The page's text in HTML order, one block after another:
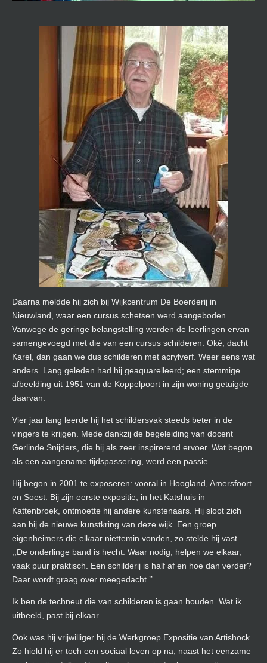
Daarna meldde hij zich bij Wijkcentrum De Boerderij in
Nieuwland, waar een cursus schetsen werd aangeboden.
Vanwege de geringe belangstelling werden de leerlingen ervan
samengevoegd met die van een cursus schilderen. Oké, dacht
Karel, dan gaan we dus schilderen met acrylverf. Weer eens wat
anders. Lang geleden had hij geaquarelleerd; een stemmige
afbeelding uit 1951 van de Koppelpoort in zijn woning getuigde
daarvan.
Vier jaar lang leerde hij het schildersvak steeds beter in de
vingers te krijgen. Mede dankzij de begeleiding van docent
Gerlinde Snijders, die hij als zeer inspirerend ervoer. Wat begon
als een aangename tijdspassering, werd een passie.
Hij begon in 2001 te exposeren: vooral in Hoogland, Amersfoort
en Soest. Bij zijn eerste expositie, in het Katshuis in
Kattenbroek, ontmoette hij andere kunstenaars. Hij sloot zich
aan bij de nieuwe kunstkring van deze wijk. Een groep
eigenheimers die elkaar niettemin vonden, zo stelde hij vast.
,,De onderlinge band is hecht. Waar nodig, helpen we elkaar,
vaak puur praktisch. Een schilderij is half af en hoe dan verder?
Daar wordt graag over meegedacht.’’
Ik ben de techneut die van schilderen is gaan houden. Wat ik
uitbeeld, past bij elkaar.
Ook was hij vrijwilliger bij de Werkgroep Expositie van Artishock.
Zo hield hij er toch een sociaal leven op na, naast het eenzame